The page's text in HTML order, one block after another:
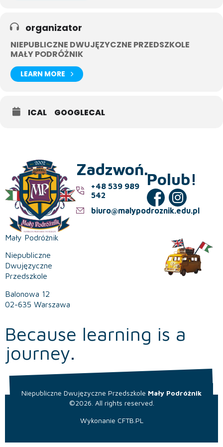
To tylko kilka ciekawostek, które poznają podczas poniedziałkowej
wycieczki nasze Przedszkolaki.
organizator
NIEPUBLICZNE DWUJĘZYCZNE PRZEDSZKOLE
MAŁY PODRÓŻNIK
LEARN MORE
ICAL GOOGLECAL
Mały Podróżnik
Niepubliczne
Dwujęzyczne
Przedszkole
Balonowa 12
02-635 Warszawa
Zadzwoń.
+48 539 989
542
biuro@malypodroznik.edu.pl
Polub!
Because learning is a
journey.
Niepubliczne Dwujęzyczne Przedszkole Mały Podróżnik
©2026. All rights reserved.
Wykonanie CFTB.PL